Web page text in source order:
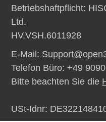
Betriebshaftpflicht:
Ltd.
HV.VSH.6011928
E-Mail:
Telefon Büro: +49
Bitte beachten Sie die
USt-Idnr: